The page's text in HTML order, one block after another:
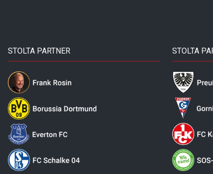
STOLTA PARTNER STOLTA